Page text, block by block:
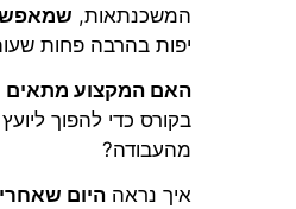
המשכנתאות,
יפות בהרבה פחות
האם המקצוע מתאים
בקורס כדי להפוך
מהעבודה?
איך נראה היום שאחרי